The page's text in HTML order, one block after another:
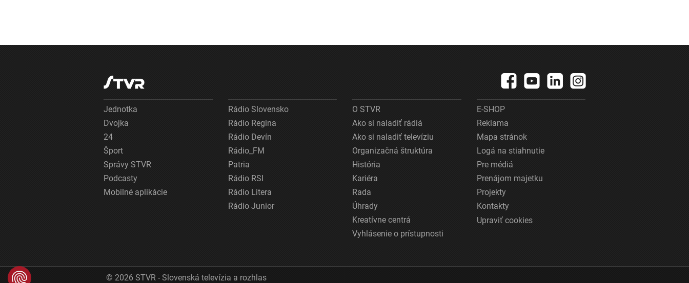
Jednotka
Dvojka
24
Šport
Správy STVR
Podcasty
Mobilné aplikácie
Rádio Slovensko
Rádio Regina
Rádio Devín
Rádio_FM
Patria
Rádio RSI
Rádio Litera
Rádio Junior
O STVR
Ako si naladiť rádiá
Ako si naladiť televíziu
Organizačná štruktúra
História
Kariéra
Rada
Úhrady
Kreatívne centrá
Vyhlásenie o prístupnosti
E-SHOP
Reklama
Mapa stránok
Logá na stiahnutie
Pre médiá
Prenájom majetku
Projekty
Kontakty
Upraviť cookies
© 2026 STVR - Slovenská televízia a rozhlas